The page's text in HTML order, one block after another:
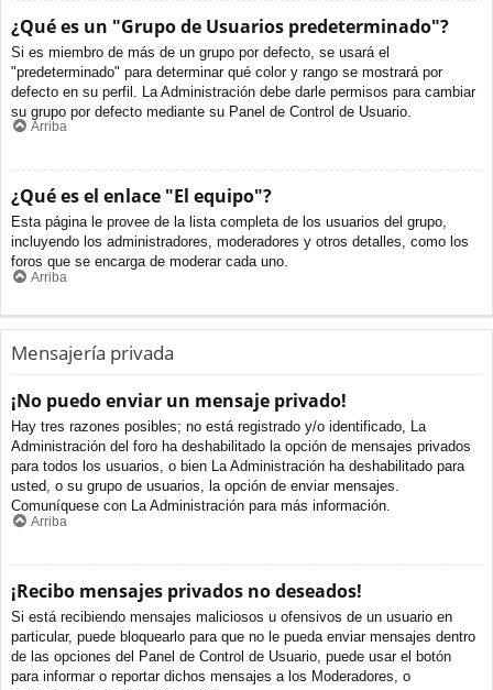
¿Qué es un "Grupo de Usuarios predeterminado"?
Si es miembro de más de un grupo por defecto, se usará el
"predeterminado" para determinar qué color y rango se mostrará por
defecto en su perfil. La Administración debe darle permisos para cambiar
su grupo por defecto mediante su Panel de Control de Usuario.
Arriba
¿Qué es el enlace "El equipo"?
Esta página le provee de la lista completa de los usuarios del grupo,
incluyendo los administradores, moderadores y otros detalles, como los
foros que se encarga de moderar cada uno.
Arriba
Mensajería privada
¡No puedo enviar un mensaje privado!
Hay tres razones posibles; no está registrado y/o identificado, La
Administración del foro ha deshabilitado la opción de mensajes privados
para todos los usuarios, o bien La Administración ha deshabilitado para
usted, o su grupo de usuarios, la opción de enviar mensajes.
Comuníquese con La Administración para más información.
Arriba
¡Recibo mensajes privados no deseados!
Si está recibiendo mensajes maliciosos u ofensivos de un usuario en
particular, puede bloquearlo para que no le pueda enviar mensajes dentro
de las opciones del Panel de Control de Usuario, puede usar el botón
para informar o reportar dichos mensajes a los Moderadores, o